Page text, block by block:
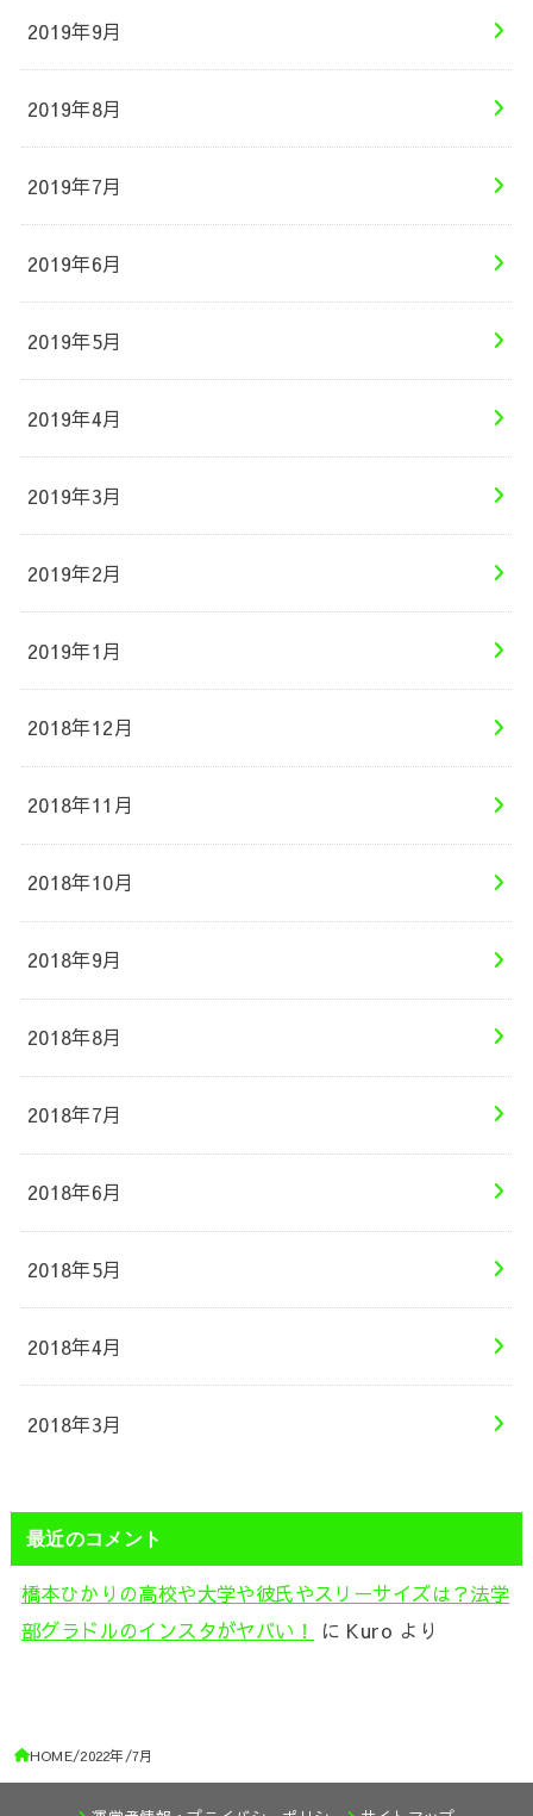
2019年9月
2019年8月
2019年7月
2019年6月
2019年5月
2019年4月
2019年3月
2019年2月
2019年1月
2018年12月
2018年11月
2018年10月
2018年9月
2018年8月
2018年7月
2018年6月
2018年5月
2018年4月
2018年3月
最近のコメント
橋本ひかりの高校や大学や彼氏やスリーサイズは？法学
部グラドルのインスタがヤバい！
に Kuro より
HOME 2022年 7月